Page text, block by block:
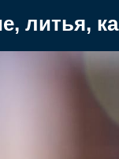
капли Фон для телефона